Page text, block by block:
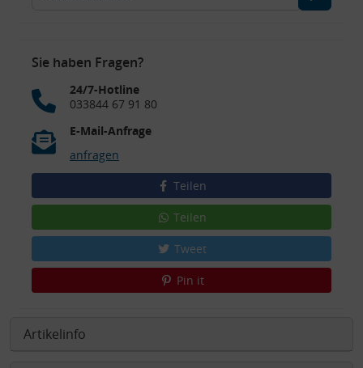
Sie haben Fragen?
24/7-Hotline
033844 67 91 80
E-Mail-Anfrage
anfragen
Teilen
Teilen
Tweet
Pin it
Artikelinfo